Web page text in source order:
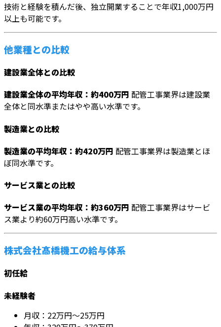
技術と経験を積んだ後、独立開業することで年収1,000万円
以上も可能です。
他業種との比較
建設業全体との比較
建設業全体の平均年収：約400万円 配管工事業界は建設業
全体と同水準またはやや高い水準です。
製造業との比較
製造業の平均年収：約420万円 配管工事業界は製造業とほ
ぼ同水準です。
サービス業との比較
サービス業の平均年収：約360万円 配管工事業界はサービ
ス業より約60万円高い水準です。
株式会社髙橋機工の給与体系
初任給
未経験者
月収：22万円～25万円